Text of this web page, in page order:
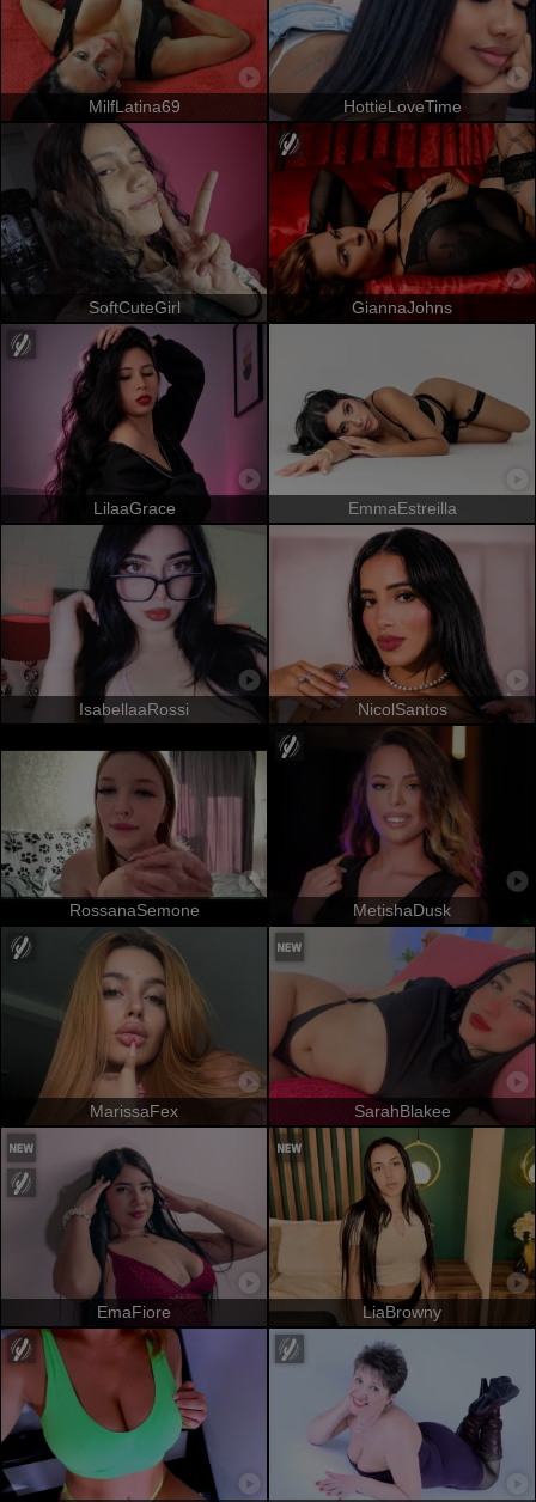
MilfLatina69 HottieLoveTime
SoftCuteGirl GiannaJohns
LilaaGrace EmmaEstreilla
IsabellaaRossi NicolSantos
RossanaSemone MetishaDusk
MarissaFex SarahBlakee
EmaFiore LiaBrowny